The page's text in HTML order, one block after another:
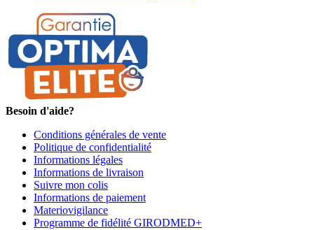
Besoin d'aide?
Conditions générales de vente
Politique de confidentialité
Informations légales
Informations de livraison
Suivre mon colis
Informations de paiement
Materiovigilance
Programme de fidélité GIRODMED+